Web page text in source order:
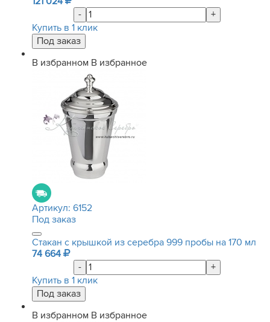
-
+
Купить в 1 клик
В избранном В избранное
Артикул: 6152
Под заказ
Стакан с крышкой из серебра 999 пробы на 170 мл
74 664
-
+
Купить в 1 клик
В избранном В избранное